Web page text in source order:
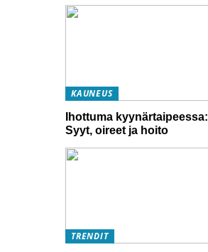
KAUNEUS
Ihottuma kyynärtaipeessa:
Syyt, oireet ja hoito
TRENDIT